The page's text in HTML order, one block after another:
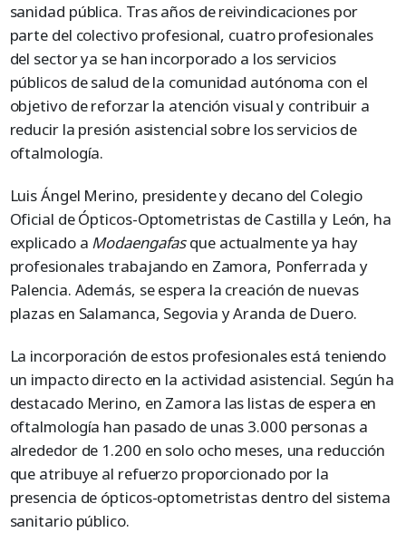
sanidad pública. Tras años de reivindicaciones por
parte del colectivo profesional, cuatro profesionales
del sector ya se han incorporado a los servicios
públicos de salud de la comunidad autónoma con el
objetivo de reforzar la atención visual y contribuir a
reducir la presión asistencial sobre los servicios de
oftalmología.
Luis Ángel Merino, presidente y decano del Colegio
Oficial de Ópticos-Optometristas de Castilla y León, ha
explicado a Modaengafasque actualmente ya hay
profesionales trabajando en Zamora, Ponferrada y
Palencia. Además, se espera la creación de nuevas
plazas en Salamanca, Segovia y Aranda de Duero.
La incorporación de estos profesionales está teniendo
un impacto directo en la actividad asistencial. Según ha
destacado Merino, en Zamora las listas de espera en
oftalmología han pasado de unas 3.000 personas a
alrededor de 1.200 en solo ocho meses, una reducción
que atribuye al refuerzo proporcionado por la
presencia de ópticos-optometristas dentro del sistema
sanitario público.